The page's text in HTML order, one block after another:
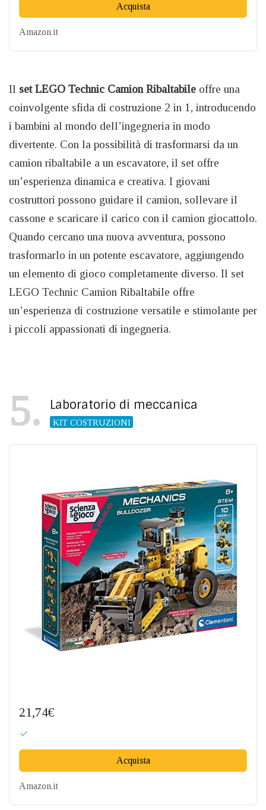
Acquista
Amazon.it
Il set LEGO Technic Camion Ribaltabile offre una
coinvolgente sfida di costruzione 2 in 1, introducendo
i bambini al mondo dell’ingegneria in modo
divertente. Con la possibilità di trasformarsi da un
camion ribaltabile a un escavatore, il set offre
un’esperienza dinamica e creativa. I giovani
costruttori possono guidare il camion, sollevare il
cassone e scaricare il carico con il camion giocattolo.
Quando cercano una nuova avventura, possono
trasformarlo in un potente escavatore, aggiungendo
un elemento di gioco completamente diverso. Il set
LEGO Technic Camion Ribaltabile offre
un’esperienza di costruzione versatile e stimolante per
i piccoli appassionati di ingegneria.
5 Laboratorio di meccanica
KIT COSTRUZIONI
21,74€
Acquista
Amazon.it